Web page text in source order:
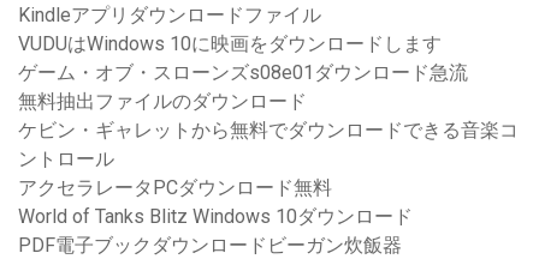
Kindleアプリダウンロードファイル
VUDUはWindows 10に映画をダウンロードします
ゲーム・オブ・スローンズs08e01ダウンロード急流
無料抽出ファイルのダウンロード
ケビン・ギャレットから無料でダウンロードできる音楽コ
ントロール
アクセラレータPCダウンロード無料
World of Tanks Blitz Windows 10ダウンロード
PDF電子ブックダウンロードビーガン炊飯器